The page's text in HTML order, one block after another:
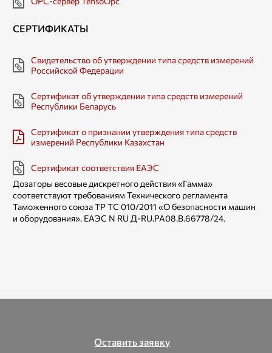
СЕРТИФИКАТЫ
Свидетельство об утверждении типа средств измерений
Российской Федерации
Сертификат об утверждении типа средств измерений
Республики Беларусь
Сертификат о признании утверждения типа средств
измерений Республики Казахстан
Сертификат соответствия ЕАЭС
Дозаторы весовые дискретного действия «Гамма»
соответствуют требованиям Технического регламента
Таможенного союза TP ТС 010/2011 «О безопасности машин
и оборудования». ЕАЭС N RU Д-RU.РА08.В.66778/24.
Оставить заявку